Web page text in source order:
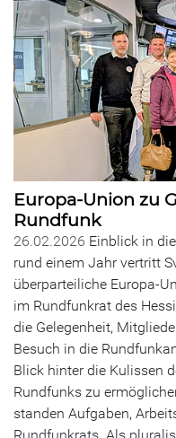
Europa-Union zu
Rundfunk
26.02.2026 Einblick in
rund einem Jahr vertritt
überparteiliche Europa-
im Rundfunkrat des
die Gelegenheit,
Besuch in die
Blick hinter die Kulissen
Rundfunks zu
standen Aufgaben,
Rundfunkrats. Als